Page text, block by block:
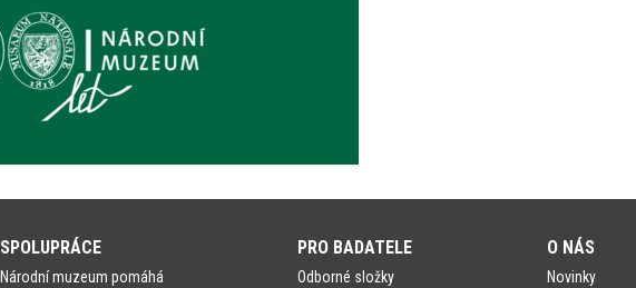
SPOLUPRÁCE
Národní muzeum pomáhá
PRO BADATELE
Odborné složky
O NÁS
Novinky